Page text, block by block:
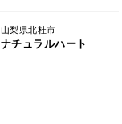
山梨県北杜市
ナチュラルハート